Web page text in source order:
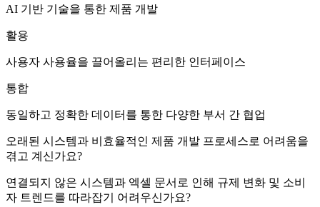
AI 기반 기술을 통한 제품 개발
활용
사용자 사용율을 끌어올리는 편리한 인터페이스
통합
동일하고 정확한 데이터를 통한 다양한 부서 간 협업
오래된 시스템과 비효율적인 제품 개발 프로세스로 어려움을
겪고 계신가요?
연결되지 않은 시스템과 엑셀 문서로 인해 규제 변화 및 소비
자 트렌드를 따라잡기 어려우신가요?